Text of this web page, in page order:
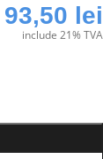
93,50 lei
include 21% TVA